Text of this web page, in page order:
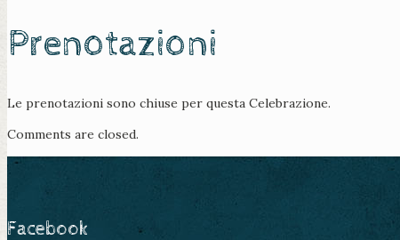
Prenotazioni
Le prenotazioni sono chiuse per questa Celebrazione.
Comments are closed.
Facebook